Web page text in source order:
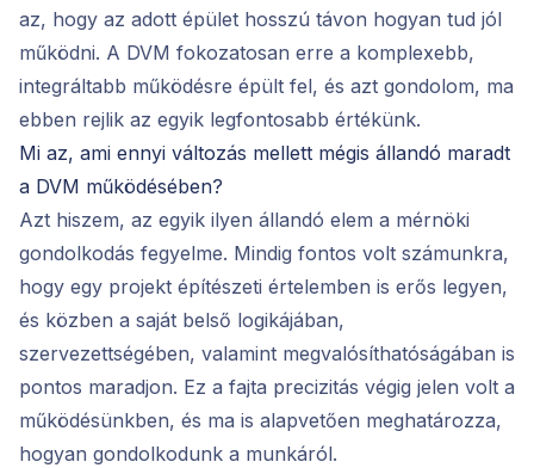
az, hogy az adott épület hosszú távon hogyan tud jól
működni. A DVM fokozatosan erre a komplexebb,
integráltabb működésre épült fel, és azt gondolom, ma
ebben rejlik az egyik legfontosabb értékünk.
Mi az, ami ennyi változás mellett mégis állandó maradt
a DVM működésében?
Azt hiszem, az egyik ilyen állandó elem a mérnöki
gondolkodás fegyelme. Mindig fontos volt számunkra,
hogy egy projekt építészeti értelemben is erős legyen,
és közben a saját belső logikájában,
szervezettségében, valamint megvalósíthatóságában is
pontos maradjon. Ez a fajta precizitás végig jelen volt a
működésünkben, és ma is alapvetően meghatározza,
hogyan gondolkodunk a munkáról.